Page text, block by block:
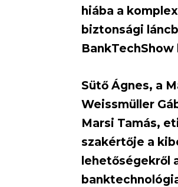
hiába a
biztonsági
Sütő Ágnes, a
Weissmüller
Marsi Tamás,
szakértője a